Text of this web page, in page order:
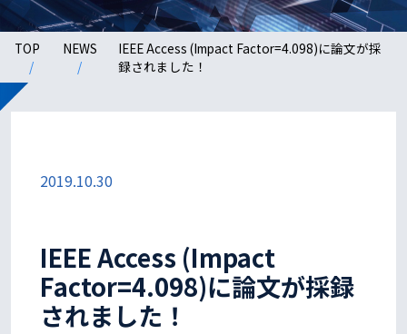
TOP NEWS
IEEE Access (Impact Factor=4.098)に論文が採
録されました！
2019.10.30
IEEE Access (Impact
Factor=4.098)に論文が採録
されました！